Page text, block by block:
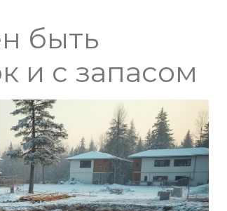
быть
и с запасом